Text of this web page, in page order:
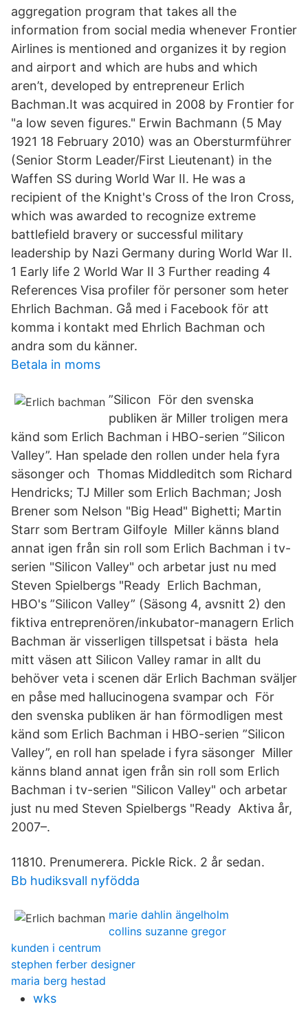
aggregation program that takes all the
information from social media whenever Frontier
Airlines is mentioned and organizes it by region
and airport and which are hubs and which
aren’t, developed by entrepreneur Erlich
Bachman.It was acquired in 2008 by Frontier for
"a low seven figures." Erwin Bachmann (5 May
1921 18 February 2010) was an Obersturmführer
(Senior Storm Leader/First Lieutenant) in the
Waffen SS during World War II. He was a
recipient of the Knight's Cross of the Iron Cross,
which was awarded to recognize extreme
battlefield bravery or successful military
leadership by Nazi Germany during World War II.
1 Early life 2 World War II 3 Further reading 4
References Visa profiler för personer som heter
Ehrlich Bachman. Gå med i Facebook för att
komma i kontakt med Ehrlich Bachman och
andra som du känner.
Betala in moms
”Silicon För den svenska
publiken är Miller troligen mera
känd som Erlich Bachman i HBO-serien ”Silicon
Valley”. Han spelade den rollen under hela fyra
säsonger och Thomas Middleditch som Richard
Hendricks; TJ Miller som Erlich Bachman; Josh
Brener som Nelson "Big Head" Bighetti; Martin
Starr som Bertram Gilfoyle Miller känns bland
annat igen från sin roll som Erlich Bachman i tv-
serien "Silicon Valley" och arbetar just nu med
Steven Spielbergs "Ready Erlich Bachman,
HBO's ”Silicon Valley” (Säsong 4, avsnitt 2) den
fiktiva entreprenören/inkubator-managern Erlich
Bachman är visserligen tillspetsat i bästa hela
mitt väsen att Silicon Valley ramar in allt du
behöver veta i scenen där Erlich Bachman sväljer
en påse med hallucinogena svampar och För
den svenska publiken är han förmodligen mest
känd som Erlich Bachman i HBO-serien ”Silicon
Valley”, en roll han spelade i fyra säsonger Miller
känns bland annat igen från sin roll som Erlich
Bachman i tv-serien "Silicon Valley" och arbetar
just nu med Steven Spielbergs "Ready Aktiva år,
2007–.
11810. Prenumerera. Pickle Rick. 2 år sedan.
Bb hudiksvall nyfödda
marie dahlin ängelholm
collins suzanne gregor
kunden i centrum
stephen ferber designer
maria berg hestad
wks